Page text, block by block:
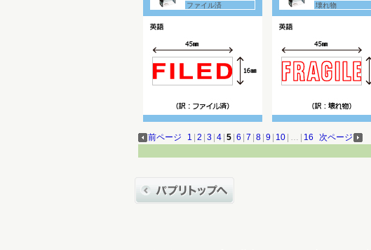
ファイル済 壊れ物
前ページ 1 2 3 4 5 6 7 8 9 10 … 16 次ページ